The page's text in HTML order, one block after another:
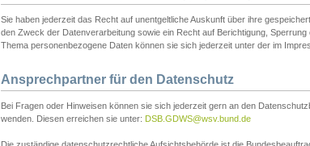
Sie haben jederzeit das Recht auf unentgeltliche Auskunft über ihre
den Zweck der Datenverarbeitung sowie ein Recht auf Berichtigung,
Thema personenbezogene Daten können sie sich jederzeit unter der im
Ansprechpartner für den Datenschutz
Bei Fragen oder Hinweisen können sie sich jederzeit gern an den
wenden. Diesen erreichen sie unter: DSB.GDWS@wsv.bund.de